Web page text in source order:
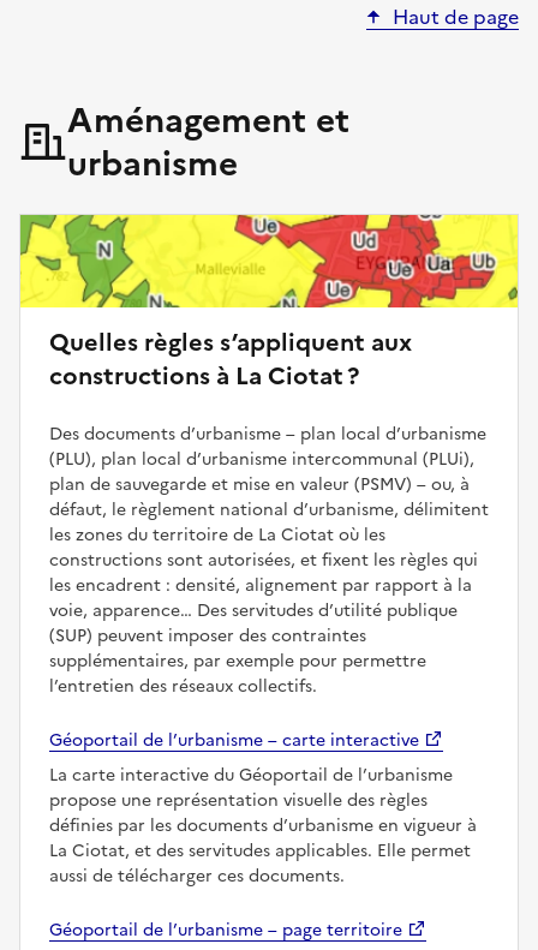
Haut de page
Aménagement et
urbanisme
Quelles règles s’appliquent aux
constructions à La Ciotat ?
Des documents d’urbanisme – plan local d’urbanisme
(PLU), plan local d’urbanisme intercommunal (PLUi),
plan de sauvegarde et mise en valeur (PSMV) – ou, à
défaut, le règlement national d’urbanisme, délimitent
les zones du territoire de La Ciotat où les
constructions sont autorisées, et fixent les règles qui
les encadrent : densité, alignement par rapport à la
voie, apparence… Des servitudes d’utilité publique
(SUP) peuvent imposer des contraintes
supplémentaires, par exemple pour permettre
l’entretien des réseaux collectifs.
Géoportail de l’urbanisme – carte interactive
La carte interactive du Géoportail de l’urbanisme
propose une représentation visuelle des règles
définies par les documents d’urbanisme en vigueur à
La Ciotat, et des servitudes applicables. Elle permet
aussi de télécharger ces documents.
Géoportail de l’urbanisme – page territoire